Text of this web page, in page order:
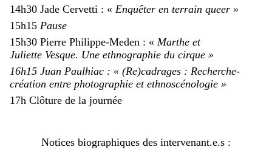
14h30 Jade Cervetti : « Enquêter en terrain queer »
15h15 Pause
15h30 Pierre Philippe-Meden : « Marthe et
Juliette Vesque. Une ethnographie du cirque »
16h15 Juan Paulhiac : « (Re)cadrages : Recherche-
création entre photographie et ethnoscénologie »
17h Clôture de la journée
Notices biographiques des intervenant.e.s :